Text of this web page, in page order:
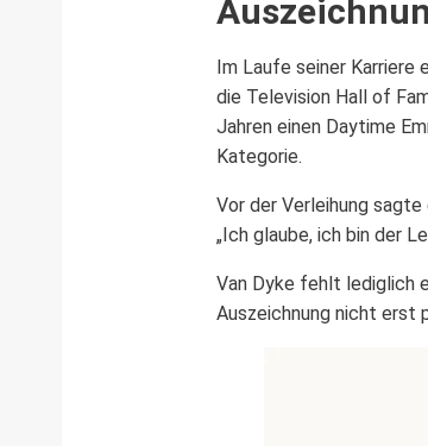
Im Laufe seiner Karriere
die Television Hall of
Jahren einen Daytime
Kategorie.
Vor der Verleihung sagte
„Ich glaube, ich bin der
Van Dyke fehlt lediglich
Auszeichnung nicht erst